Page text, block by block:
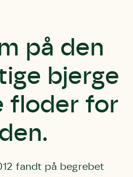
på den
bjerge
floder for
fandt på begrebet